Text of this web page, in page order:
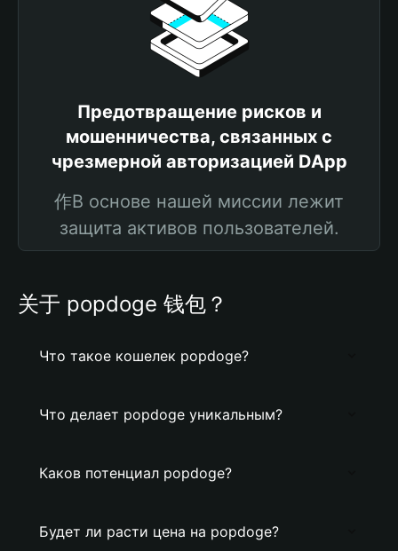
Предотвращение рисков и
мошенничества, связанных с
чрезмерной авторизацией DApp
作В основе нашей миссии лежит
защита активов пользователей.
关于 popdoge 钱包？
Что такое кошелек popdoge?
Что делает popdoge уникальным?
Каков потенциал popdoge?
Будет ли расти цена на popdoge?